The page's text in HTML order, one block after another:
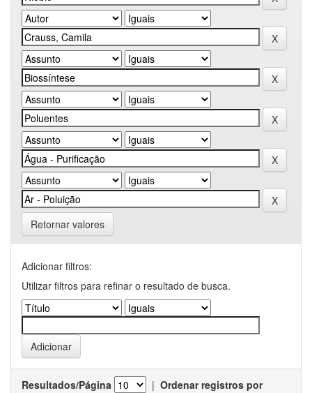
Retornar valores
Adicionar filtros:
Utilizar filtros para refinar o resultado de busca.
Resultados/Página | Ordenar registros por